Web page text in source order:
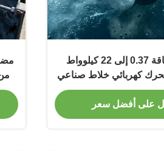
تصنيف الطاقة 0.37 إلى 22 كيلوواط
كهربائي خلاط صناعي
الصرف الصحي والسوائل
على أفضل سعر